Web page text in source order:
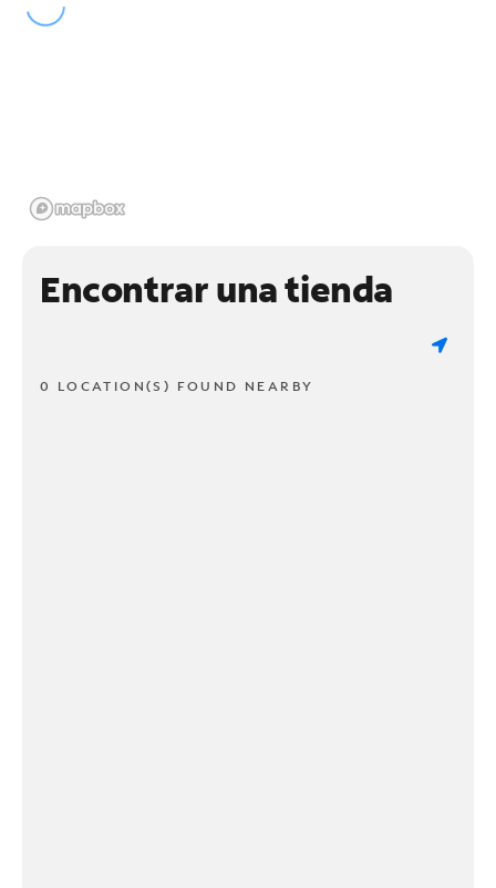
Encontrar una tienda
0 LOCATION(S) FOUND NEARBY